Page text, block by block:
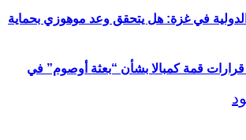
قرارات قمة كمبالا بشأن “بعثة أوصوم” في
الدولية في غزة: هل يتحقق وعد موهوزي بحماية